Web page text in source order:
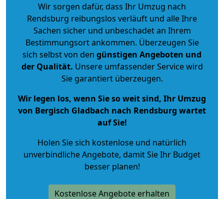
Wir sorgen dafür, dass Ihr Umzug nach
Rendsburg reibungslos verläuft und alle Ihre
Sachen sicher und unbeschadet an Ihrem
Bestimmungsort ankommen. Überzeugen Sie
sich selbst von den günstigen Angeboten und
der Qualität. Unsere umfassender Service wird
Sie garantiert überzeugen.
Wir legen los, wenn Sie so weit sind, Ihr Umzug
von Bergisch Gladbach nach Rendsburg wartet
auf Sie!
Holen Sie sich kostenlose und natürlich
unverbindliche Angebote, damit Sie Ihr Budget
besser planen!
Kostenlose Angebote erhalten